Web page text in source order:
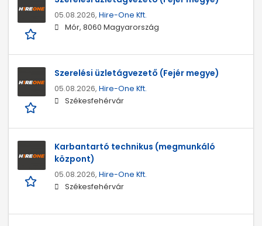
05.08.2026, Hire-One Kft.
Mór, 8060 Magyarország
Szerelési üzletágvezető (Fejér megye)
05.08.2026, Hire-One Kft.
Székesfehérvár
Karbantartó technikus (megmunkáló
központ)
05.08.2026, Hire-One Kft.
Székesfehérvár